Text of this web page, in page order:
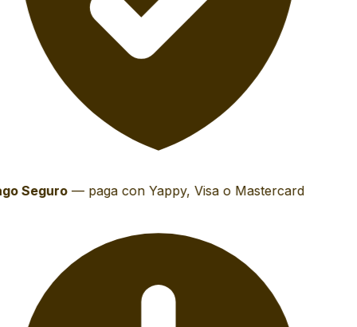
Seguro— paga con Yappy, Visa o Mastercard